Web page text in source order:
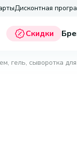
Дисконтная
Скидки
гель, сыворотка